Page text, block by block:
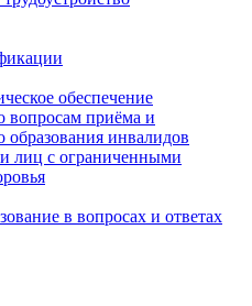
обеспечение
вопросам приёма и
образования инвалидов
и лиц с ограниченными
в вопросах и ответах